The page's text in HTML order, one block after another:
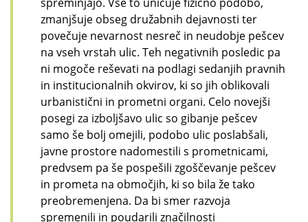
zmanjšuje obseg družabnih dejavnosti ter
povečuje nevarnost nesreč in neudobje pešcev
na vseh vrstah ulic. Teh negativnih posledic pa
ni mogoče reševati na podlagi sedanjih pravnih
in institucionalnih okvirov, ki so jih oblikovali
urbanistični in prometni organi. Celo novejši
posegi za izboljšavo ulic so gibanje pešcev
samo še bolj omejili, podobo ulic poslabšali,
javne prostore nadomestili s prometnicami,
predvsem pa še pospešili zgoščevanje pešcev
in prometa na območjih, ki so bila že tako
preobremenjena. Da bi smer razvoja
spremenili in poudarili značilnosti